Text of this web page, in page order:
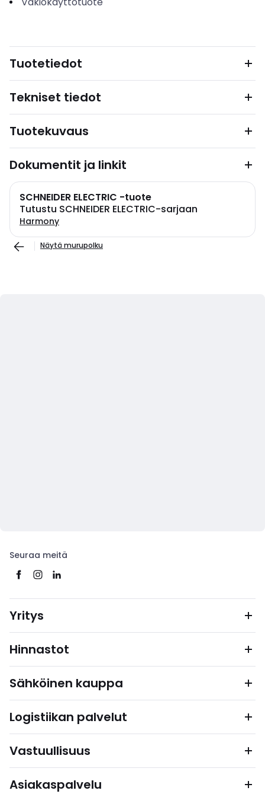
Tuotetiedot
Tekniset tiedot
Tuotekuvaus
Dokumentit ja linkit
SCHNEIDER ELECTRIC -tuote
Tutustu SCHNEIDER ELECTRIC-sarjaan
Harmony
Näytä murupolku
Seuraa meitä
Yritys
Hinnastot
Sähköinen kauppa
Logistiikan palvelut
Vastuullisuus
Asiakaspalvelu